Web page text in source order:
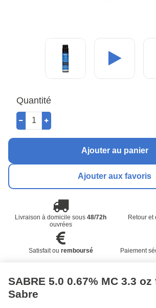
Quantité
Ajouter au panier
Ajouter aux favoris
Livraison à domicile sous48/72h
ouvrées
Retour
Satisfait ou remboursé Paiement
SABRE 5.0 0.67% MC 3.3
Sabre